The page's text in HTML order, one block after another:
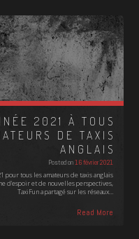
2021 À TOUS
DE TAXIS
ANGLAIS
Posted on16 février 2021
pour tous les amateurs de taxis anglais
d'espoir et de nouvelles perspectives,
TaxiFun a partagé sur les réseaux…
Read More